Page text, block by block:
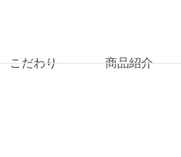
こだわり 商品紹介